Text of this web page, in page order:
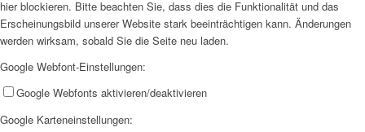
hier blockieren. Bitte beachten Sie, dass dies die Funktionalität und das
Erscheinungsbild unserer Website stark beeinträchtigen kann. Änderungen
werden wirksam, sobald Sie die Seite neu laden.
Google Webfont-Einstellungen:
Google Webfonts aktivieren/deaktivieren
Google Karteneinstellungen: